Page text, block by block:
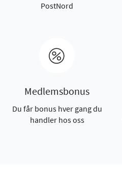
PostNord
Medlemsbonus
Du får bonus hver gang du
handler hos oss